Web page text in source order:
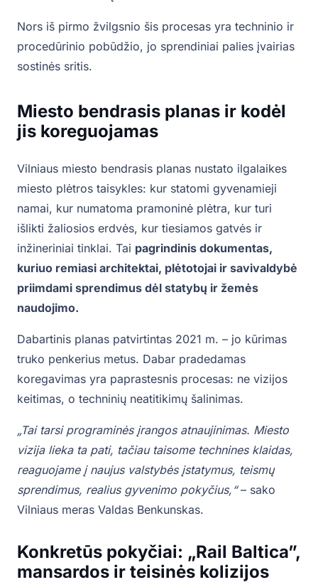
Nors iš pirmo žvilgsnio šis procesas yra techninio ir
procedūrinio pobūdžio, jo sprendiniai palies įvairias
sostinės sritis.
Miesto bendrasis planas ir kodėl
jis koreguojamas
Vilniaus miesto bendrasis planas nustato ilgalaikes
miesto plėtros taisykles: kur statomi gyvenamieji
namai, kur numatoma pramoninė plėtra, kur turi
išlikti žaliosios erdvės, kur tiesiamos gatvės ir
inžineriniai tinklai. Tai pagrindinis dokumentas,
kuriuo remiasi architektai, plėtotojai ir savivaldybė
priimdami sprendimus dėl statybų ir žemės
naudojimo.
Dabartinis planas patvirtintas 2021 m. – jo kūrimas
truko penkerius metus. Dabar pradedamas
koregavimas yra paprastesnis procesas: ne vizijos
keitimas, o techninių neatitikimų šalinimas.
„Tai tarsi programinės įrangos atnaujinimas. Miesto
vizija lieka ta pati, tačiau taisome technines klaidas,
reaguojame į naujus valstybės įstatymus, teismų
sprendimus, realius gyvenimo pokyčius,“– sako
Vilniaus meras Valdas Benkunskas.
Konkretūs pokyčiai: „Rail Baltica”,
mansardos ir teisinės kolizijos